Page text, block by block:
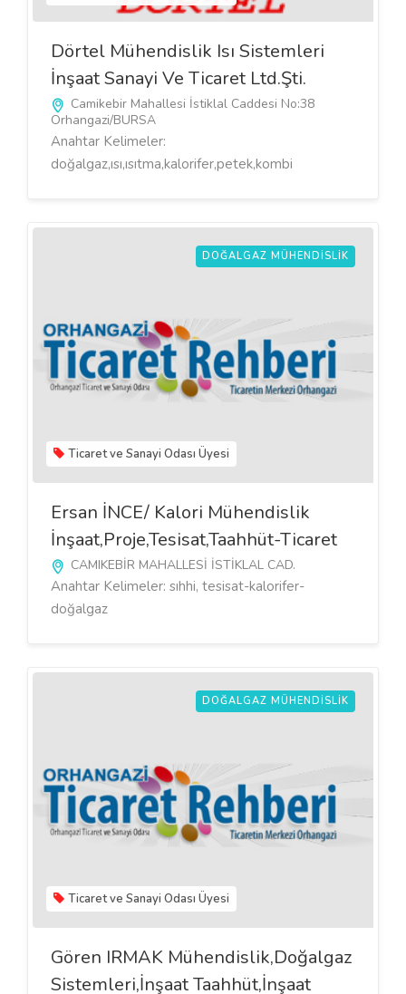
Dörtel Mühendislik Isı Sistemleri
İnşaat Sanayi Ve Ticaret Ltd.Şti.
Camikebir Mahallesi İstiklal Caddesi No:38
Orhangazi/BURSA
Anahtar Kelimeler:
doğalgaz,ısı,ısıtma,kalorifer,petek,kombi
DOĞALGAZ MÜHENDISLIK
Ticaret ve Sanayi Odası Üyesi
Ersan İNCE/ Kalori Mühendislik
İnşaat,Proje,Tesisat,Taahhüt-Ticaret
CAMIKEBİR MAHALLESİ İSTİKLAL CAD.
Anahtar Kelimeler: sıhhi, tesisat-kalorifer-
doğalgaz
DOĞALGAZ MÜHENDISLIK
Ticaret ve Sanayi Odası Üyesi
Gören IRMAK Mühendislik,Doğalgaz
Sistemleri,İnşaat Taahhüt,İnşaat